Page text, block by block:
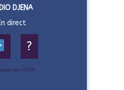
DJENA
direct
?
par OTIYA